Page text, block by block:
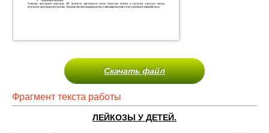
Скачать файл
Фрагмент текста работы
ЛЕЙКОЗЫ У ДЕТЕЙ.